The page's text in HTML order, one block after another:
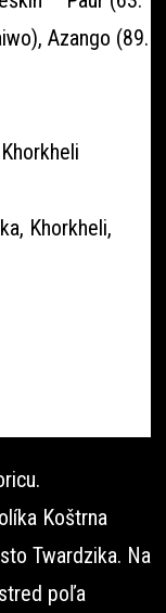
Azango (89.
Khorkheli,
Koštrna
Twardzika. Na
poľa